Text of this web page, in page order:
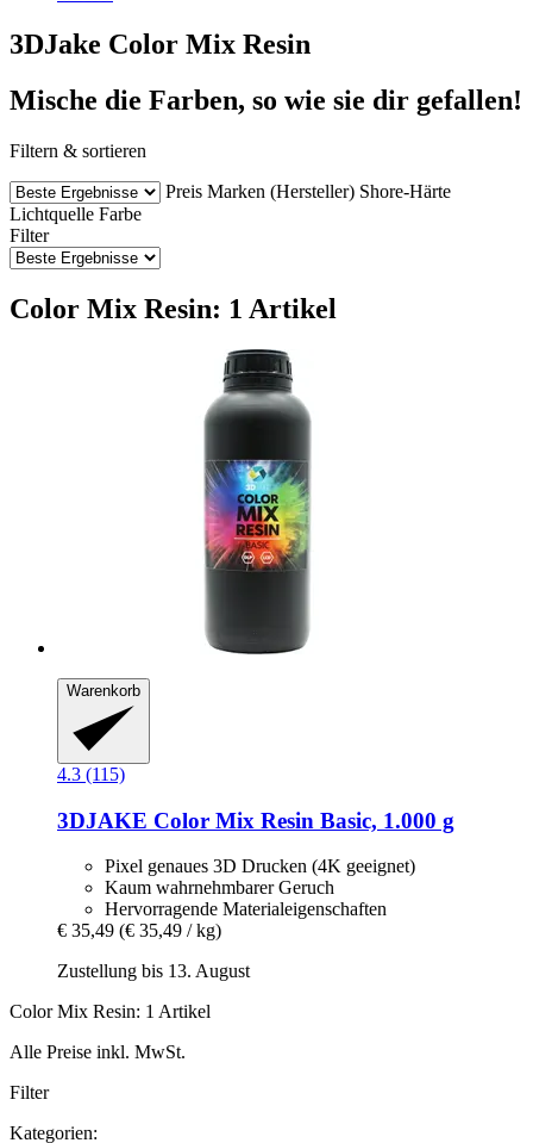
3DJake Color Mix Resin
Mische die Farben, so wie sie dir gefallen!
Filtern & sortieren
Preis Marken (Hersteller) Shore-Härte
Lichtquelle Farbe
Filter
Color Mix Resin: 1 Artikel
Warenkorb
4.3 (115)
3DJAKE Color Mix Resin Basic, 1.000 g
Pixel genaues 3D Drucken (4K geeignet)
Kaum wahrnehmbarer Geruch
Hervorragende Materialeigenschaften
€ 35,49 (€ 35,49 / kg)
Zustellung bis 13. August
Color Mix Resin: 1 Artikel
Alle Preise inkl. MwSt.
Filter
Kategorien: